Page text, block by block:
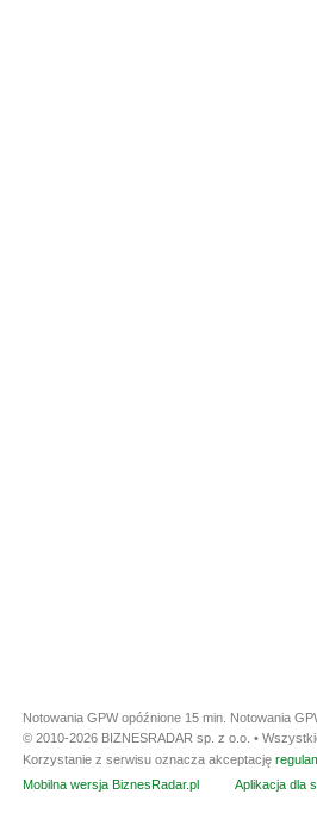
Notowania GPW opóźnione 15 min. Notowania
© 2010-2026 BIZNESRADAR sp. z o.o. •
Korzystanie z serwisu oznacza akceptację
Mobilna wersja BiznesRadar.pl
Aplikacja dla